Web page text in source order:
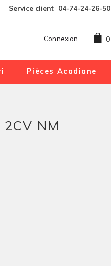
Service client 04-74-24-26-50
0
Connexion
Pièces Acadiane
NM